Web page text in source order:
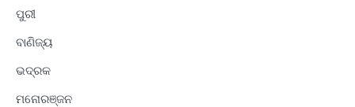
ପୁରୀ
ବାଣିଜ୍ୟ
ଭଦ୍ରକ
ମନୋରଞ୍ଜନ